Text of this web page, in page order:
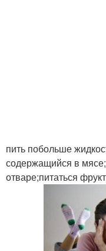
пить побольше
содержащийся в
отваре;питаться